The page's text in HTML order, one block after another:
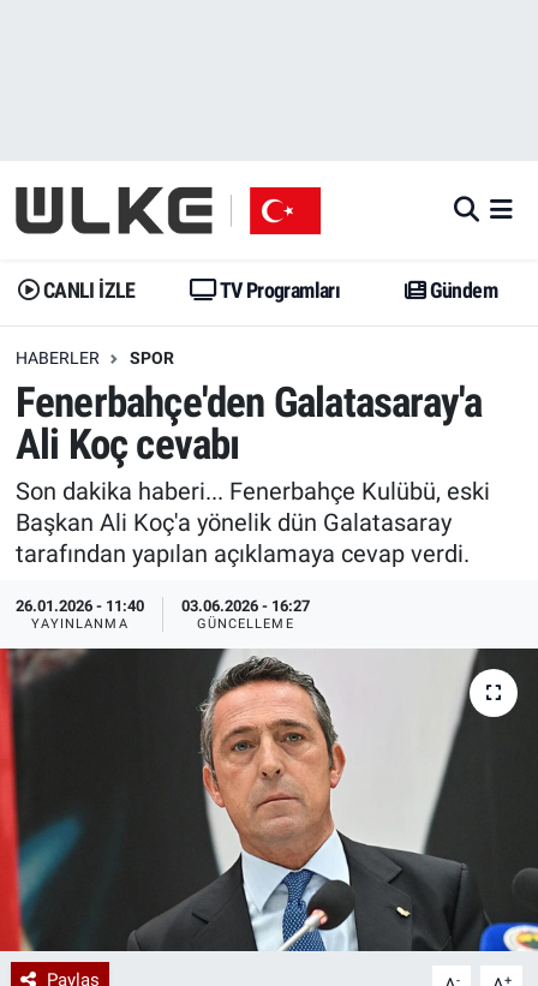
CANLI İZLE TV Programları Gündem
HABERLER SPOR
Fenerbahçe'den Galatasaray'a
Ali Koç cevabı
Son dakika haberi... Fenerbahçe Kulübü, eski
Başkan Ali Koç'a yönelik dün Galatasaray
tarafından yapılan açıklamaya cevap verdi.
26.01.2026 - 11:40
YAYINLANMA
03.06.2026 - 16:27
GÜNCELLEME
Paylaş - +
Gündem
Dünya
Erişim Bilgileri
Ekonomi
Trend
Yazarlar
Gündem
Trend
Erişim Bilgileri
Spor
Ekonomi
Medya
Erişim Bilgileri
Teknoloji
İstanbul Namaz Vakitleri
Trafik Durumu
Erişim Bilgileri
Tüm Manşetler
Son Dakika Haberleri